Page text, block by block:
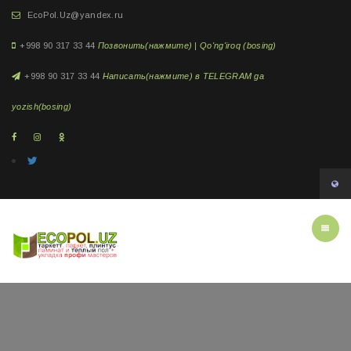
EcoPol.Uz@yandex.ru
+998 90 317 33 44 Позвонить(нажмите) | Qo'ng'iroq (bosing)
+998 90 317 33 44 Написать(нажмите) в TELEGRAM ga
yozish(bosing)